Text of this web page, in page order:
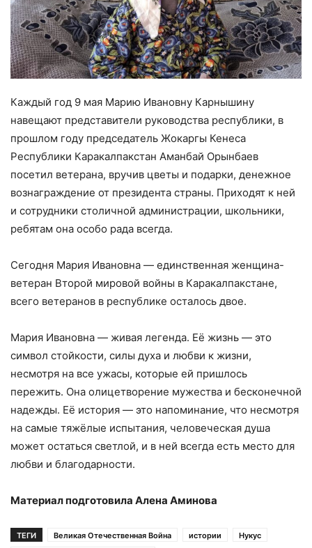
Каждый год 9 мая Марию Ивановну Карнышину
навещают представители руководства республики, в
прошлом году председатель Жокаргы Кенеса
Республики Каракалпакстан Аманбай Орынбаев
посетил ветерана, вручив цветы и подарки, денежное
вознаграждение от президента страны. Приходят к ней
и сотрудники столичной администрации, школьники,
ребятам она особо рада всегда.
Сегодня Мария Ивановна — единственная женщина-
ветеран Второй мировой войны в Каракалпакстане,
всего ветеранов в республике осталось двое.
Мария Ивановна — живая легенда. Её жизнь — это
символ стойкости, силы духа и любви к жизни,
несмотря на все ужасы, которые ей пришлось
пережить. Она олицетворение мужества и бесконечной
надежды. Её история — это напоминание, что несмотря
на самые тяжёлые испытания, человеческая душа
может остаться светлой, и в ней всегда есть место для
любви и благодарности.
Материал подготовила Алена Аминова
ТЕГИ Великая Отечественная Война истории
Нукус